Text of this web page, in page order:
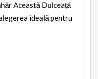
Această Dulceață
ideală pentru